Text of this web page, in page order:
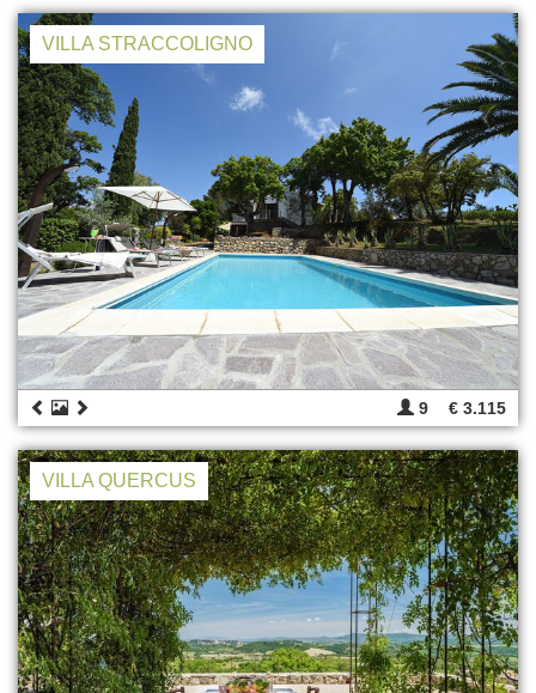
VILLA STRACCOLIGNO
9 € 3.115
VILLA QUERCUS